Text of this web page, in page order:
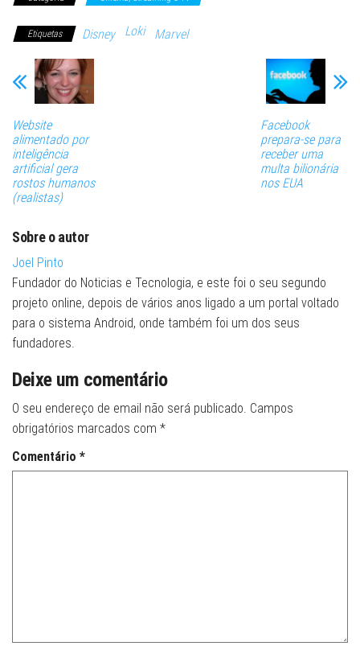
Etiquetas Disney Loki Marvel
Website
alimentado por
inteligência
artificial gera
rostos humanos
(realistas)
Facebook
prepara-se para
receber uma
multa bilionária
nos EUA
Sobre o autor
Joel Pinto
Fundador do Noticias e Tecnologia, e este foi o seu segundo
projeto online, depois de vários anos ligado a um portal voltado
para o sistema Android, onde também foi um dos seus
fundadores.
Deixe um comentário
O seu endereço de email não será publicado. Campos
obrigatórios marcados com *
Comentário *